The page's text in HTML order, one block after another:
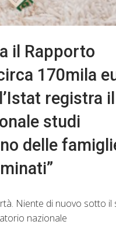
il Rapporto
170mila
registra il
studi
delle
Niente di nuovo sotto il
nazionale